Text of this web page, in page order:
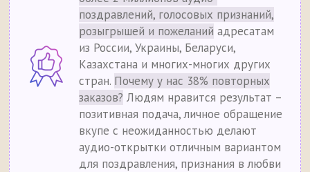
поздравлений, голосовых признаний,
розыгрышей и пожеланий адресатам
из России, Украины, Беларуси,
Казахстана и многих-многих других
стран. Почему у нас 38% повторных
заказов? Людям нравится результат –
позитивная подача, личное обращение
вкупе с неожиданностью делают
аудио-открытки отличным вариантом
для поздравления, признания в любви